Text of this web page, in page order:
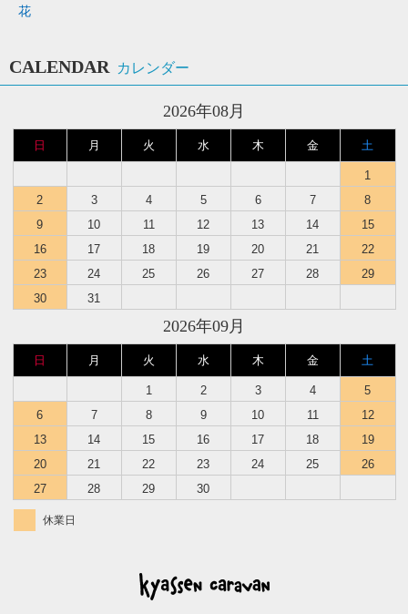
花
CALENDAR カレンダー
2026年08月
日 月 火 水 木 金 土
1
2
3 4 5 6 7
8
9
10 11 12 13 14
15
16
17 18 19 20 21
22
23
24 25 26 27 28
29
30
31
2026年09月
日 月 火 水 木 金 土
1 2 3 4
5
6
7 8 9 10 11
12
13
14 15 16 17 18
19
20
21 22 23 24 25
26
27
28 29 30
休業日